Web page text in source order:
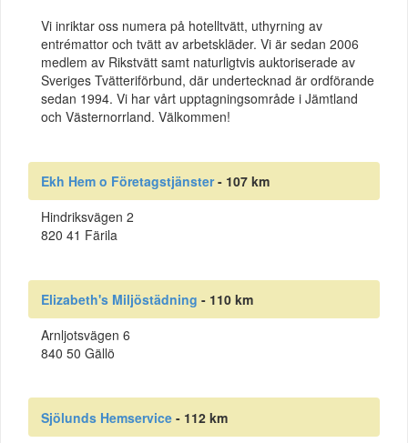
Vi inriktar oss numera på hotelltvätt, uthyrning av
entrémattor och tvätt av arbetskläder. Vi är sedan 2006
medlem av Rikstvätt samt naturligtvis auktoriserade av
Sveriges Tvätteriförbund, där undertecknad är ordförande
sedan 1994. Vi har vårt upptagningsområde i Jämtland
och Västernorrland. Välkommen!
Ekh Hem o Företagstjänster- 107 km
Hindriksvägen 2
820 41 Färila
Elizabeth's Miljöstädning - 110 km
Arnljotsvägen 6
840 50 Gällö
Sjölunds Hemservice - 112 km